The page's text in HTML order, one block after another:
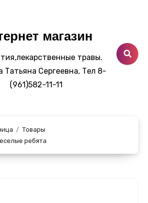
магазин
травы.
Татьяна Сергеевна, Тел 8-
(961)582-11-11
Товары
ребята